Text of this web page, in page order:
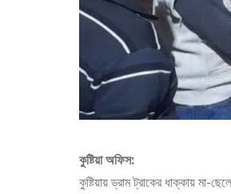
কুষ্টিয়া অফিস:
কুষ্টিয়ায় ড্রাম ট্রাকের ধাক্কায়